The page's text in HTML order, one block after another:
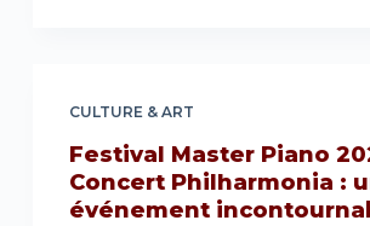
CULTURE & ART
Festival Master Piano
Concert Philharmonia :
événement